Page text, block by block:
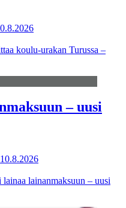
koulu-urakan Turussa –
– uusi
10.8.2026
lainanmaksuun – uusi